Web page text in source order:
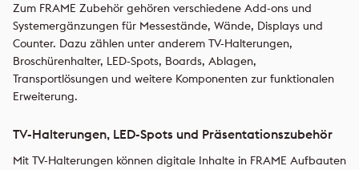
Zum FRAME Zubehör gehören verschiedene Add-ons und
Systemergänzungen für Messestände, Wände, Displays und
Counter. Dazu zählen unter anderem TV-Halterungen,
Broschürenhalter, LED-Spots, Boards, Ablagen,
Transportlösungen und weitere Komponenten zur funktionalen
Erweiterung.
TV-Halterungen, LED-Spots und Präsentationszubehör
Mit TV-Halterungen können digitale Inhalte in FRAME Aufbauten